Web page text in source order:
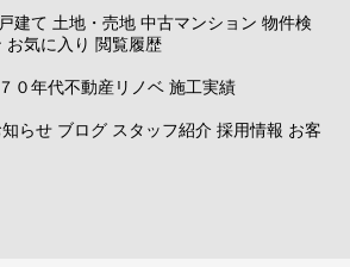
建て 土地・売地 中古マンション 物件検
お気に入り 閲覧履歴
７０年代不動産リノベ 施工実績
知らせ ブログ スタッフ紹介 採用情報 お客